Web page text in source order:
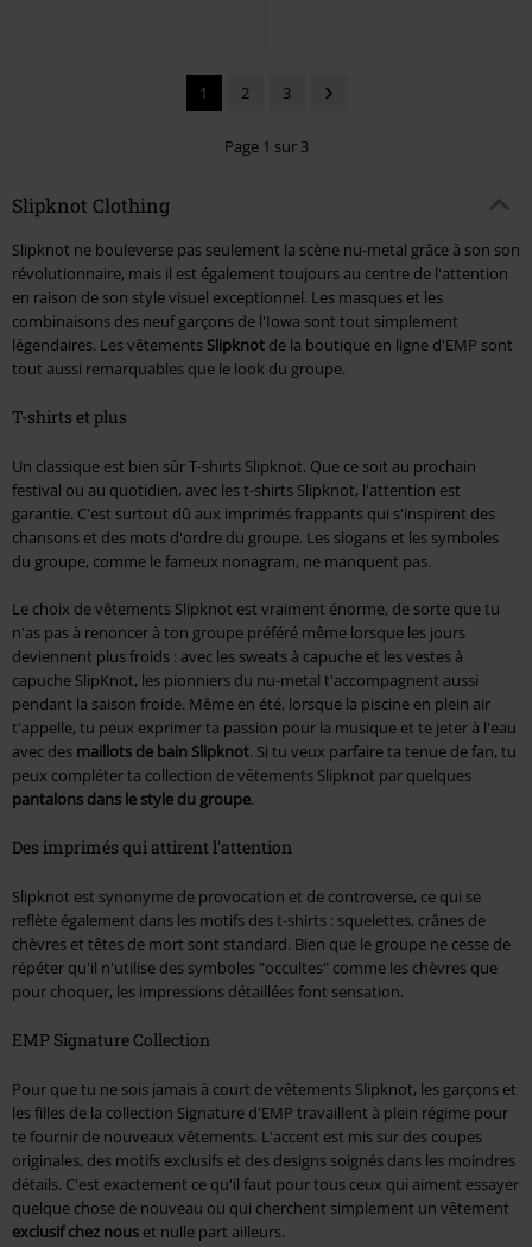
1 2 3
Page 1 sur 3
Slipknot Clothing
Slipknot ne bouleverse pas seulement la scène nu-metal grâce à son son
révolutionnaire, mais il est également toujours au centre de l'attention
en raison de son style visuel exceptionnel. Les masques et les
combinaisons des neuf garçons de l'Iowa sont tout simplement
légendaires. Les vêtements Slipknot de la boutique en ligne d'EMP sont
tout aussi remarquables que le look du groupe.
T-shirts et plus
Un classique est bien sûr T-shirts Slipknot. Que ce soit au prochain
festival ou au quotidien, avec les t-shirts Slipknot, l'attention est
garantie. C'est surtout dû aux imprimés frappants qui s'inspirent des
chansons et des mots d'ordre du groupe. Les slogans et les symboles
du groupe, comme le fameux nonagram, ne manquent pas.
Le choix de vêtements Slipknot est vraiment énorme, de sorte que tu
n'as pas à renoncer à ton groupe préféré même lorsque les jours
deviennent plus froids : avec les sweats à capuche et les vestes à
capuche SlipKnot, les pionniers du nu-metal t'accompagnent aussi
pendant la saison froide. Même en été, lorsque la piscine en plein air
t'appelle, tu peux exprimer ta passion pour la musique et te jeter à l'eau
avec des maillots de bain Slipknot. Si tu veux parfaire ta tenue de fan, tu
peux compléter ta collection de vêtements Slipknot par quelques
pantalons dans le style du groupe.
Des imprimés qui attirent l'attention
Slipknot est synonyme de provocation et de controverse, ce qui se
reflète également dans les motifs des t-shirts : squelettes, crânes de
chèvres et têtes de mort sont standard. Bien que le groupe ne cesse de
répéter qu'il n'utilise des symboles "occultes" comme les chèvres que
pour choquer, les impressions détaillées font sensation.
EMP Signature Collection
Pour que tu ne sois jamais à court de vêtements Slipknot, les garçons et
les filles de la collection Signature d'EMP travaillent à plein régime pour
te fournir de nouveaux vêtements. L'accent est mis sur des coupes
originales, des motifs exclusifs et des designs soignés dans les moindres
détails. C'est exactement ce qu'il faut pour tous ceux qui aiment essayer
quelque chose de nouveau ou qui cherchent simplement un vêtement
exclusif chez nous et nulle part ailleurs.